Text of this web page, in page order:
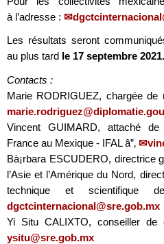
à l’adresse :
Les résultats seront
au plus tard le 17 septembre 2021.
Contacts :
Marie RODRIGUEZ, chargée de
Vincent GUIMARD, attaché de
France au Mexique - IFAL â”‚
Bà¡rbara ESCUDERO, directrice
l’Asie et l’Amérique du Nord,
technique et scientifique
dgctcinternacional@sre.gob.mx
Yi Situ CALIXTO, conseiller de
ysitu@sre.gob.mx